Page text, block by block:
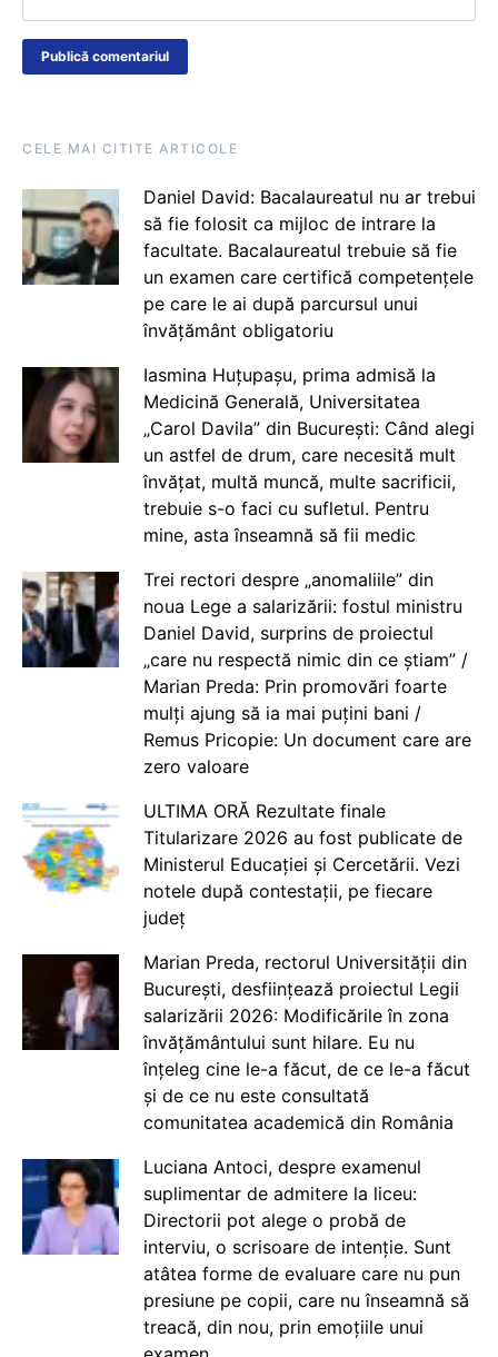
CELE MAI CITITE ARTICOLE
Daniel David: Bacalaureatul nu ar trebui
să fie folosit ca mijloc de intrare la
facultate. Bacalaureatul trebuie să fie
un examen care certifică competențele
pe care le ai după parcursul unui
învățământ obligatoriu
Iasmina Huțupașu, prima admisă la
Medicină Generală, Universitatea
„Carol Davila” din București: Când alegi
un astfel de drum, care necesită mult
învățat, multă muncă, multe sacrificii,
trebuie s-o faci cu sufletul. Pentru
mine, asta înseamnă să fii medic
Trei rectori despre „anomaliile” din
noua Lege a salarizării: fostul ministru
Daniel David, surprins de proiectul
„care nu respectă nimic din ce știam” /
Marian Preda: Prin promovări foarte
mulți ajung să ia mai puțini bani /
Remus Pricopie: Un document care are
zero valoare
ULTIMA ORĂ Rezultate finale
Titularizare 2026 au fost publicate de
Ministerul Educației și Cercetării. Vezi
notele după contestații, pe fiecare
județ
Marian Preda, rectorul Universității din
București, desființează proiectul Legii
salarizării 2026: Modificările în zona
învățământului sunt hilare. Eu nu
înțeleg cine le-a făcut, de ce le-a făcut
și de ce nu este consultată
comunitatea academică din România
Luciana Antoci, despre examenul
suplimentar de admitere la liceu:
Directorii pot alege o probă de
interviu, o scrisoare de intenție. Sunt
atâtea forme de evaluare care nu pun
presiune pe copii, care nu înseamnă să
treacă, din nou, prin emoțiile unui